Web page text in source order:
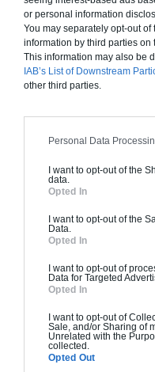
or personal information
You may separately opt-out
information by third parties on
This information may also be
IAB’s List of Downstream
other third parties.
Personal Data
I want to opt-out of the
data.
Opted In
I want to opt-out of the
Data.
Opted In
I want to opt-out of
Data for Targeted
Opted In
I want to opt-out of
Sale, and/or Sharing of
Unrelated with the
collected.
Opted Out
Obtenir un Devis
A propos
Comment ça marche ?
Pourquoi nous faire
Contact
Archionline est une
Plan du site
Nos Services